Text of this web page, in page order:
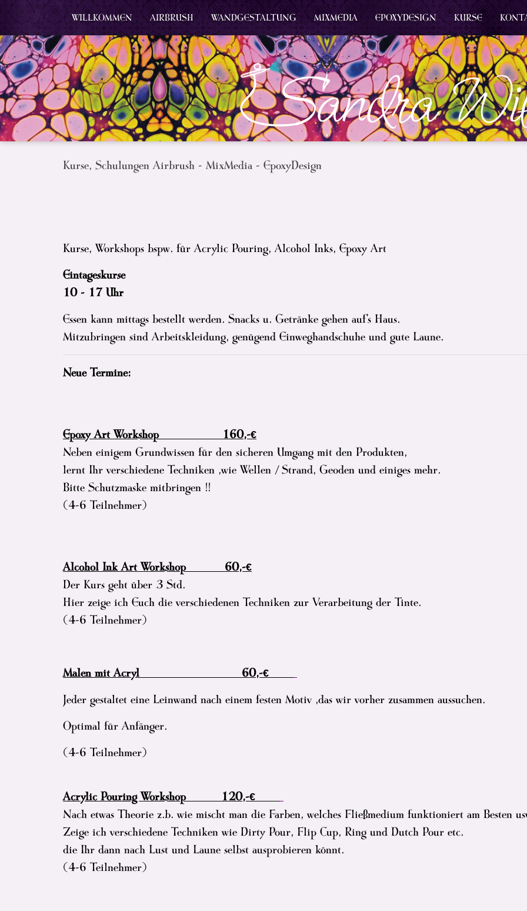
WILLKOMMEN AIRBRUSH WANDGESTALTUNG MIXMEDIA EPOXYDESIGN KURSE
Kurse, Schulungen Airbrush - MixMedia - EpoxyDesign
Kurse, Workshops bspw. für Acrylic Pouring, Alcohol Inks, Epoxy Art
Eintageskurse
10 - 17 Uhr
Essen kann mittags bestellt werden. Snacks u. Getränke gehen auf's Haus.
Mitzubringen sind Arbeitskleidung, genügend Einweghandschuhe und gute Laune.
Neue Termine:
Epoxy Art Workshop 160,-€
Neben einigem Grundwissen für den sicheren Umgang mit den Produkten,
lernt Ihr verschiedene Techniken ,wie Wellen / Strand, Geoden und einiges mehr.
Bitte Schutzmaske mitbringen !!
(4-6 Teilnehmer)
Alcohol Ink Art Workshop 60,-€
Der Kurs geht über 3 Std.
Hier zeige ich Euch die verschiedenen Techniken zur Verarbeitung der Tinte.
(4-6 Teilnehmer)
Malen mit Acryl 60,-€
Jeder gestaltet eine Leinwand nach einem festen Motiv ,das wir vorher zusammen aussuchen.
Optimal für Anfänger.
(4-6 Teilnehmer)
Acrylic Pouring Workshop 120,-€
Nach etwas Theorie z.b. wie mischt man die Farben, welches Fließmedium funktioniert am Besten
Zeige ich verschiedene Techniken wie Dirty Pour, Flip Cup, Ring und Dutch Pour etc.
die Ihr dann nach Lust und Laune selbst ausprobieren könnt.
(4-6 Teilnehmer)